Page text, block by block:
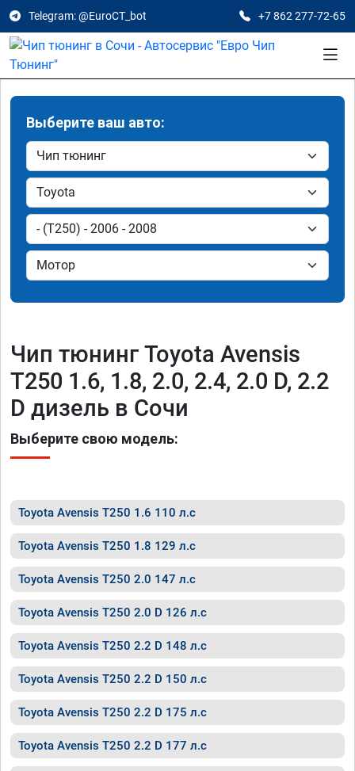
Telegram: @EuroCT_bot +7 862 277-72-65
Выберите ваш авто:
Чип тюнинг Toyota Avensis
T250 1.6, 1.8, 2.0, 2.4, 2.0 D, 2.2
D дизель в Сочи
Выберите свою модель:
Toyota Avensis T250 1.6 110 л.с
Toyota Avensis T250 1.8 129 л.с
Toyota Avensis T250 2.0 147 л.с
Toyota Avensis T250 2.0 D 126 л.с
Toyota Avensis T250 2.2 D 148 л.с
Toyota Avensis T250 2.2 D 150 л.с
Toyota Avensis T250 2.2 D 175 л.с
Toyota Avensis T250 2.2 D 177 л.с